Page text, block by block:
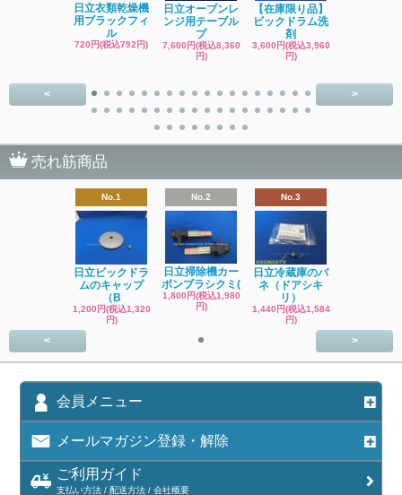
日立衣類乾燥機
用ブラックフィ
ル
720円(税込792円)
日立オーブンレ
ンジ用テーブル
プ
7,600円(税込8,360
円)
【在庫限り品】
ビックドラム洗
剤
3,600円(税込3,960
円)
< >
売れ筋商品
No.1
日立ビックドラ
ムのキャップ
（B
1,200円(税込1,320
円)
No.2
日立掃除機カー
ボンブラシクミ(
1,800円(税込1,980
円)
No.3
日立冷蔵庫のバ
ネ（ドアシキ
リ）
1,440円(税込1,584
円)
< >
会員メニュー
メールマガジン登録・解除
ご利用ガイド
支払い方法 / 配送方法 / 会社概要